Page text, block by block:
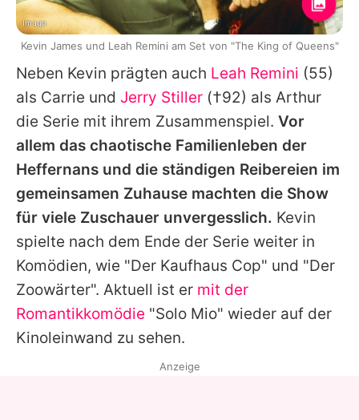
Neben Kevin prägten auch Leah Remini (55)
als Carrie und Jerry Stiller (†92) als Arthur
die Serie mit ihrem Zusammenspiel. Vor
allem das chaotische Familienleben der
Heffernans und die ständigen Reibereien im
gemeinsamen Zuhause machten die Show
für viele Zuschauer unvergesslich. Kevin
spielte nach dem Ende der Serie weiter in
Komödien, wie "Der Kaufhaus Cop" und "Der
Zoowärter". Aktuell ist er mit der
Romantikkomödie "Solo Mio" wieder auf der
Kinoleinwand zu sehen.
Imago
Kevin James und Leah Remini am Set von "The King of Queens"
Anzeige